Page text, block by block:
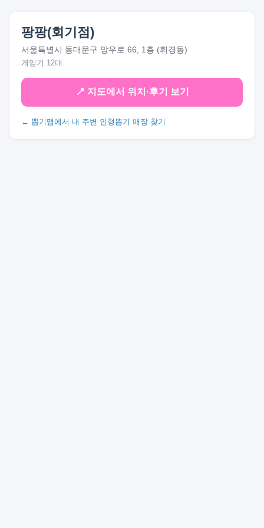
팡팡(회기점)
서울특별시 동대문구 망우로 66, 1층 (휘경동)
게임기 12대
📍 지도에서 위치·후기 보기
← 뽑기맵에서 내 주변 인형뽑기 매장 찾기